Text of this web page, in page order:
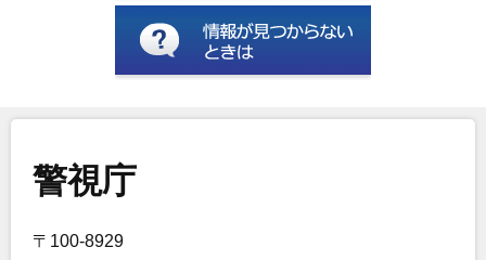
警視庁
〒100-8929